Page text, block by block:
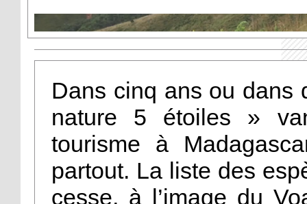
Dans cinq ans ou dans
nature 5 étoiles »
tourisme à
partout. La liste des
cesse, à l’image du